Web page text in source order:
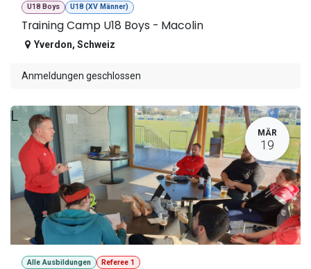
U18 Boys U18 (XV Männer)
Training Camp U18 Boys - Macolin
Yverdon, Schweiz
Anmeldungen geschlossen
L
MÄR
19
Alle Ausbildungen Referee 1